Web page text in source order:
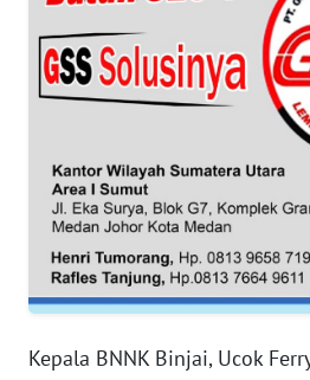
Kepala BNNK Binjai, Ucok
PAPUA
BARAT
WN
WN
SERAMBI
WN
JAMBI
WN